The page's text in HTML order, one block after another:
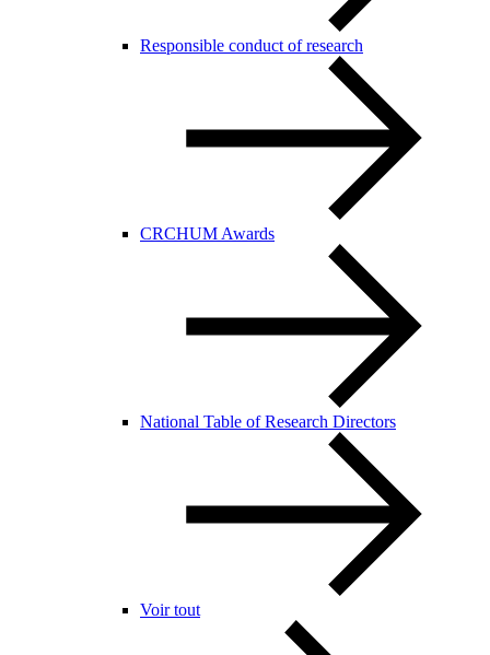
Responsible conduct of research
CRCHUM Awards
National Table of Research Directors
Voir tout